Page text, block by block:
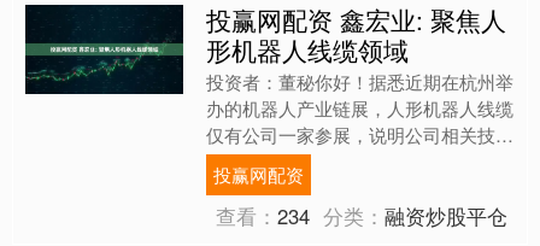
投赢网配资 鑫宏业: 聚焦人
形机器人线缆领域
投资者：董秘你好！据悉近期在杭州举
办的机器人产业链展，人形机器人线缆
仅有公司一家参展，说明公司相关技术
国内遥遥领先，感谢研发人员的辛勤付
出！此次参展，公司有何收....
投赢网配资
查看：234 分类：融资炒股平仓